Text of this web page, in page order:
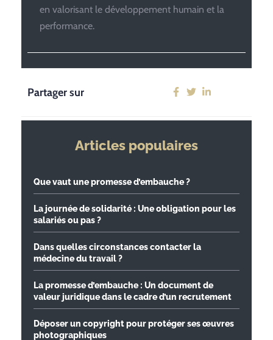
en valorisant le développement humain et la
performance.
Partager sur
Articles populaires
Que vaut une promesse d’embauche ?
La journée de solidarité : Une obligation pour les
salariés ou pas ?
Dans quelles circonstances contacter la
médecine du travail ?
La promesse d’embauche : Un document de
valeur juridique dans le cadre d’un recrutement
Déposer un copyright pour protéger ses œuvres
photographiques